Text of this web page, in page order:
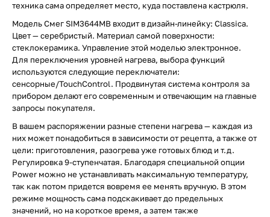
техника сама определяет место, куда поставлена кастрюля.
Модель Смег SIM3644MB входит в дизайн-линейку: Classica.
Цвет — серебристый. Материал самой поверхности:
стеклокерамика. Управление этой моделью электронное.
Для переключения уровней нагрева, выбора функций
используются следующие переключатели:
сенсорные/TouchControl. Продвинутая система контроля за
прибором делают его современным и отвечающим на главные
запросы покупателя.
В вашем распоряжении разные степени нагрева — каждая из
них может понадобиться в зависимости от рецепта, а также от
цели: приготовления, разогрева уже готовых блюд и т.д.
Регулировка 9-ступенчатая. Благодаря специальной опции
Power можно не устанавливать максимальную температуру,
так как потом придется вовремя ее менять вручную. В этом
режиме мощность сама подскакивает до предельных
значений, но на короткое время, а затем также